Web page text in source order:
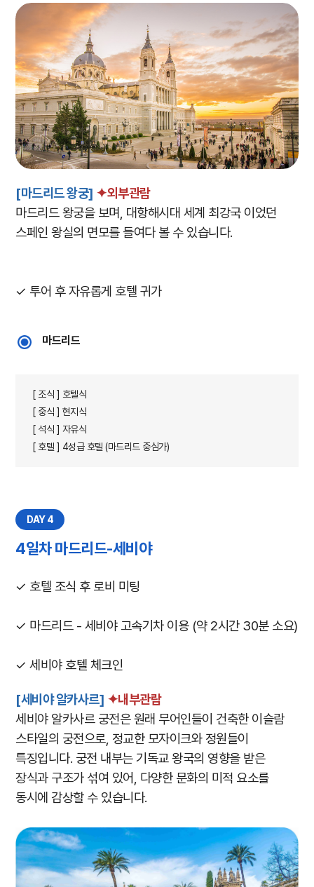
[마드리드 왕궁] ✦외부관람
마드리드 왕궁을 보며, 대항해시대 세계 최강국 이었던
스페인 왕실의 면모를 들여다 볼 수 있습니다.
✓ 투어 후 자유롭게 호텔 귀가
마드리드
[ 조식 ] 호텔식
[ 중식 ] 현지식
[ 석식 ] 자유식
[ 호텔 ] 4성급 호텔 (마드리드 중심가)
DAY 4
4일차 마드리드-세비야
✓ 호텔 조식 후 로비 미팅
✓ 마드리드 - 세비야 고속기차 이용 (약 2시간 30분 소요)
✓ 세비야 호텔 체크인
[세비야 알카사르] ✦내부관람
세비야 알카사르 궁전은 원래 무어인들이 건축한 이슬람
스타일의 궁전으로, 정교한 모자이크와 정원들이
특징입니다. 궁전 내부는 기독교 왕국의 영향을 받은
장식과 구조가 섞여 있어, 다양한 문화의 미적 요소를
동시에 감상할 수 있습니다.